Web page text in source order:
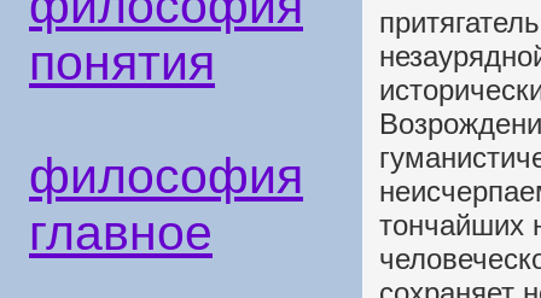
понятия
философия
главное
тончайших